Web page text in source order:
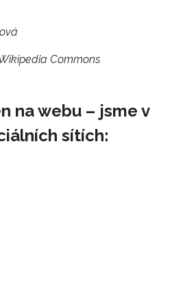
Commons
na webu – jsme v
sítích: